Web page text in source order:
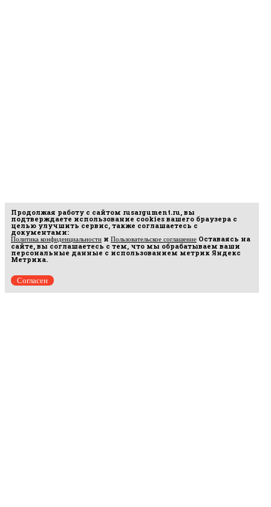
Продолжая работу с сайтом rusargument.ru, вы
подтверждаете использование cookies вашего браузера с
целью улучшить сервис, также соглашаетесь с
документами:
Политика конфиденциальности и Пользовательское соглашение Оставаясь на
сайте, вы соглашаетесь с тем, что мы обрабатываем ваши
персональные данные с использованием метрик Яндекс
Метрика.
Согласен